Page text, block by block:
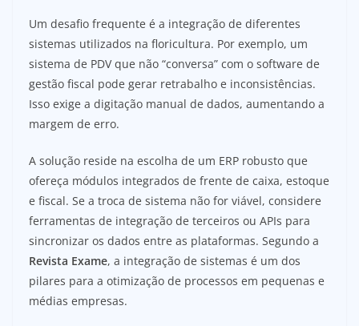
Um desafio frequente é a integração de diferentes
sistemas utilizados na floricultura. Por exemplo, um
sistema de PDV que não “conversa” com o software de
gestão fiscal pode gerar retrabalho e inconsistências.
Isso exige a digitação manual de dados, aumentando a
margem de erro.
A solução reside na escolha de um ERP robusto que
ofereça módulos integrados de frente de caixa, estoque
e fiscal. Se a troca de sistema não for viável, considere
ferramentas de integração de terceiros ou APIs para
sincronizar os dados entre as plataformas. Segundo a
Revista Exame, a integração de sistemas é um dos
pilares para a otimização de processos em pequenas e
médias empresas.